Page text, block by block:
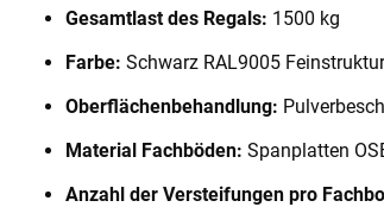
Gesamtlast des Regals: 1500 kg
Farbe: Schwarz RAL9005 Feinstruktur
Oberflächenbehandlung:
Material Fachböden: Spanplatten
Anzahl der Versteifungen pro